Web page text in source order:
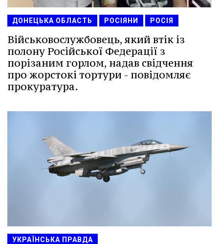
ДОНЕЦЬКА ОБЛАСТЬ РОСІЯНИ РОСІЯ
Військовослужбовець, який втік із
полону Російської Федерації з
порізаним горлом, надав свідчення
про жорстокі тортури - повідомляє
прокуратура.
УКРАЇНСЬКА ПРАВДА